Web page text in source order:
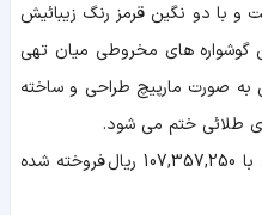
با دو نگین قرمز رنگ زیبائیش
گوشواره های مخروطی میان تهی
به صورت مارپیچ طراحی و ساخته
طلائی ختم می شود.
این اثر هنری زیبا 2.750 یورو معادل با 107,357,250 ریال فروخته شده